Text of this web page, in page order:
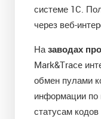
системе 1C.
через веб-
Назаводах
Mark&Trace
обмен пулами
информации по
статусам